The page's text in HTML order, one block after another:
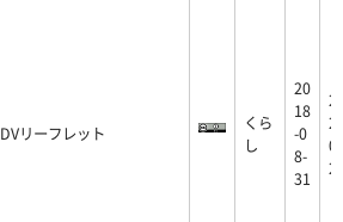
DVリーフレット
くら
し
20
18
-0
8-
31